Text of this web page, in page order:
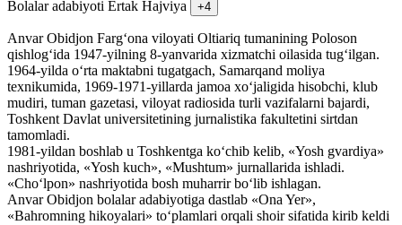
Bolalar adabiyoti Ertak Hajviya +4
Anvar Obidjon Farg‘ona viloyati Oltiariq tumanining Poloson
qishlog‘ida 1947-yilning 8-yanvarida xizmatchi oilasida tug‘ilgan.
1964-yilda o‘rta maktabni tugatgach, Samarqand moliya
texnikumida, 1969-1971-yillarda jamoa xo‘jaligida hisobchi, klub
mudiri, tuman gazetasi, viloyat radiosida turli vazifalarni bajardi,
Toshkent Davlat universitetining jurnalistika fakultetini sirtdan
tamomladi.
1981-yildan boshlab u Toshkentga ko‘chib kelib, «Yosh gvardiya»
nashriyotida, «Yosh kuch», «Mushtum» jurnallarida ishladi.
«Cho‘lpon» nashriyotida bosh muharrir bo‘lib ishlagan.
Anvar Obidjon bolalar adabiyotiga dastlab «Ona Yer»,
«Bahromning hikoyalari» to‘plamlari orqali shoir sifatida kirib keldi